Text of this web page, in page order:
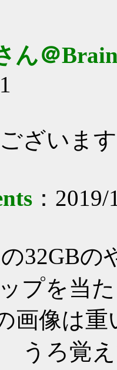
ん＠
ざいま
：
32GBの
プを当
画像は重
うろ覚え